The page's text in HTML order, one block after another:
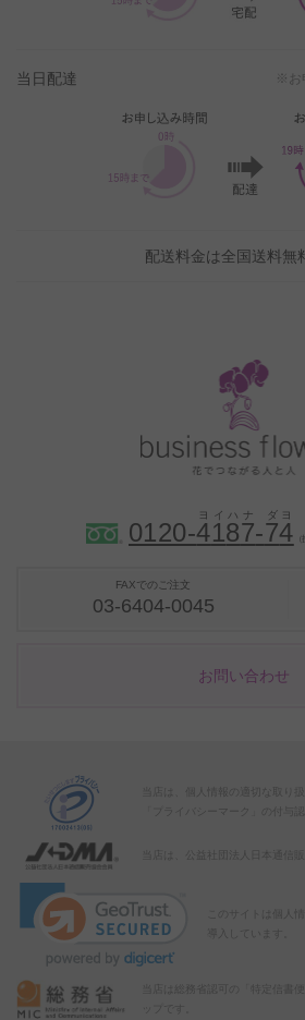
当日配達 ※お
配送料金は全国送料無
0120-4187-74
FAXでのご注文
03-6404-0045
お問い合わせ
当店は、個人情報の適切な取り
「プライバシーマーク」の付与
当店は、公益社団法人日本通信
このサイトは個人
導入しています。
当店は総務省認可の「特定信書